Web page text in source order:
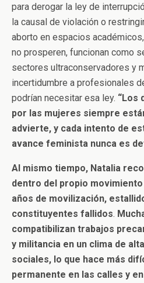
para derogar la ley de
la causal de violación o
aborto en espacios
no prosperen, funcionan como
sectores ultraconservadores y
incertidumbre a profesionales
podrían necesitar esa ley. “Los
por las mujeres siempre
advierte, y cada intento de
avance feminista nunca es
Al mismo tiempo, Natalia
dentro del propio
años de movilización,
constituyentes fallidos.
compatibilizan trabajos
y militancia en un clima de
sociales, lo que hace más
permanente en las calles y